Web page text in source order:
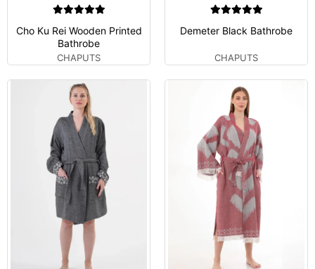
Cho Ku Rei Wooden Printed
Bathrobe
CHAPUTS
Demeter Black Bathrobe
CHAPUTS